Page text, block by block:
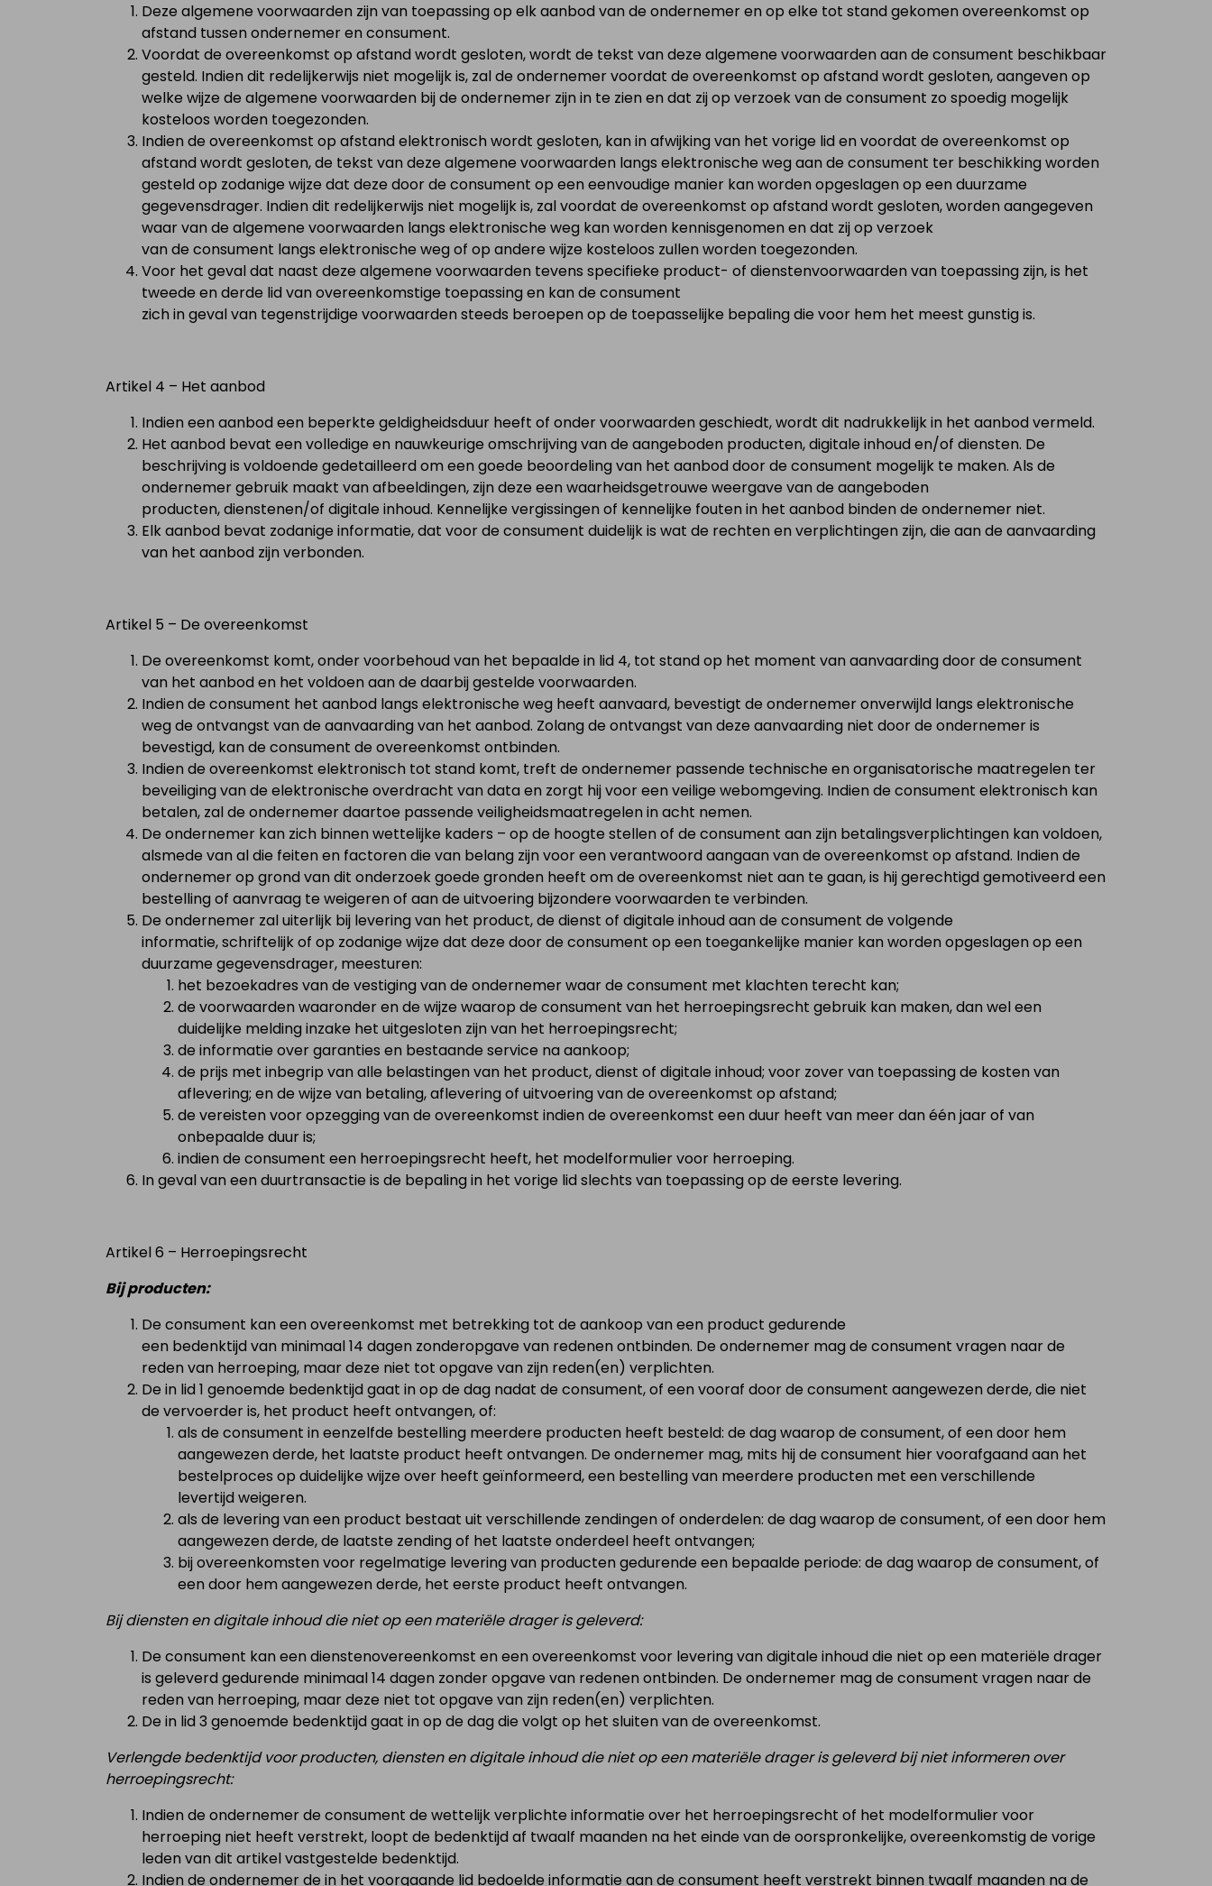
Deze algemene voorwaarden zijn van toepassing op elk aanbod van de ondernemer en op elke tot stand gekomen overeenkomst op
afstand tussen ondernemer en consument.
Voordat de overeenkomst op afstand wordt gesloten, wordt de tekst van deze algemene voorwaarden aan de consument beschikbaar
gesteld. Indien dit redelijkerwijs niet mogelijk is, zal de ondernemer voordat de overeenkomst op afstand wordt gesloten, aangeven op
welke wijze de algemene voorwaarden bij de ondernemer zijn in te zien en dat zij op verzoek van de consument zo spoedig mogelijk
kosteloos worden toegezonden.
Indien de overeenkomst op afstand elektronisch wordt gesloten, kan in afwijking van het vorige lid en voordat de overeenkomst op
afstand wordt gesloten, de tekst van deze algemene voorwaarden langs elektronische weg aan de consument ter beschikking worden
gesteld op zodanige wijze dat deze door de consument op een eenvoudige manier kan worden opgeslagen op een duurzame
gegevensdrager. Indien dit redelijkerwijs niet mogelijk is, zal voordat de overeenkomst op afstand wordt gesloten, worden aangegeven
waar van de algemene voorwaarden langs elektronische weg kan worden kennisgenomen en dat zij op verzoek
van de consument langs elektronische weg of op andere wijze kosteloos zullen worden toegezonden.
Voor het geval dat naast deze algemene voorwaarden tevens specifieke product- of dienstenvoorwaarden van toepassing zijn, is het
tweede en derde lid van overeenkomstige toepassing en kan de consument
zich in geval van tegenstrijdige voorwaarden steeds beroepen op de toepasselijke bepaling die voor hem het meest gunstig is.
Artikel 4 – Het aanbod
Indien een aanbod een beperkte geldigheidsduur heeft of onder voorwaarden geschiedt, wordt dit nadrukkelijk in het aanbod vermeld.
Het aanbod bevat een volledige en nauwkeurige omschrijving van de aangeboden producten, digitale inhoud en/of diensten. De
beschrijving is voldoende gedetailleerd om een goede beoordeling van het aanbod door de consument mogelijk te maken. Als de
ondernemer gebruik maakt van afbeeldingen, zijn deze een waarheidsgetrouwe weergave van de aangeboden
producten, dienstenen/of digitale inhoud. Kennelijke vergissingen of kennelijke fouten in het aanbod binden de ondernemer niet.
Elk aanbod bevat zodanige informatie, dat voor de consument duidelijk is wat de rechten en verplichtingen zijn, die aan de aanvaarding
van het aanbod zijn verbonden.
Artikel 5 – De overeenkomst
De overeenkomst komt, onder voorbehoud van het bepaalde in lid 4, tot stand op het moment van aanvaarding door de consument
van het aanbod en het voldoen aan de daarbij gestelde voorwaarden.
Indien de consument het aanbod langs elektronische weg heeft aanvaard, bevestigt de ondernemer onverwijld langs elektronische
weg de ontvangst van de aanvaarding van het aanbod. Zolang de ontvangst van deze aanvaarding niet door de ondernemer is
bevestigd, kan de consument de overeenkomst ontbinden.
Indien de overeenkomst elektronisch tot stand komt, treft de ondernemer passende technische en organisatorische maatregelen ter
beveiliging van de elektronische overdracht van data en zorgt hij voor een veilige webomgeving. Indien de consument elektronisch kan
betalen, zal de ondernemer daartoe passende veiligheidsmaatregelen in acht nemen.
De ondernemer kan zich binnen wettelijke kaders – op de hoogte stellen of de consument aan zijn betalingsverplichtingen kan voldoen,
alsmede van al die feiten en factoren die van belang zijn voor een verantwoord aangaan van de overeenkomst op afstand. Indien de
ondernemer op grond van dit onderzoek goede gronden heeft om de overeenkomst niet aan te gaan, is hij gerechtigd gemotiveerd een
bestelling of aanvraag te weigeren of aan de uitvoering bijzondere voorwaarden te verbinden.
De ondernemer zal uiterlijk bij levering van het product, de dienst of digitale inhoud aan de consument de volgende
informatie, schriftelijk of op zodanige wijze dat deze door de consument op een toegankelijke manier kan worden opgeslagen op een
duurzame gegevensdrager, meesturen:
het bezoekadres van de vestiging van de ondernemer waar de consument met klachten terecht kan;
de voorwaarden waaronder en de wijze waarop de consument van het herroepingsrecht gebruik kan maken, dan wel een
duidelijke melding inzake het uitgesloten zijn van het herroepingsrecht;
de informatie over garanties en bestaande service na aankoop;
de prijs met inbegrip van alle belastingen van het product, dienst of digitale inhoud; voor zover van toepassing de kosten van
aflevering; en de wijze van betaling, aflevering of uitvoering van de overeenkomst op afstand;
de vereisten voor opzegging van de overeenkomst indien de overeenkomst een duur heeft van meer dan één jaar of van
onbepaalde duur is;
indien de consument een herroepingsrecht heeft, het modelformulier voor herroeping.
In geval van een duurtransactie is de bepaling in het vorige lid slechts van toepassing op de eerste levering.
Artikel 6 – Herroepingsrecht
Bij producten:
De consument kan een overeenkomst met betrekking tot de aankoop van een product gedurende
een bedenktijd van minimaal 14 dagen zonderopgave van redenen ontbinden. De ondernemer mag de consument vragen naar de
reden van herroeping, maar deze niet tot opgave van zijn reden(en) verplichten.
De in lid 1 genoemde bedenktijd gaat in op de dag nadat de consument, of een vooraf door de consument aangewezen derde, die niet
de vervoerder is, het product heeft ontvangen, of:
als de consument in eenzelfde bestelling meerdere producten heeft besteld: de dag waarop de consument, of een door hem
aangewezen derde, het laatste product heeft ontvangen. De ondernemer mag, mits hij de consument hier voorafgaand aan het
bestelproces op duidelijke wijze over heeft geïnformeerd, een bestelling van meerdere producten met een verschillende
levertijd weigeren.
als de levering van een product bestaat uit verschillende zendingen of onderdelen: de dag waarop de consument, of een door hem
aangewezen derde, de laatste zending of het laatste onderdeel heeft ontvangen;
bij overeenkomsten voor regelmatige levering van producten gedurende een bepaalde periode: de dag waarop de consument, of
een door hem aangewezen derde, het eerste product heeft ontvangen.
Bij diensten en digitale inhoud die niet op een materiële drager is geleverd:
De consument kan een dienstenovereenkomst en een overeenkomst voor levering van digitale inhoud die niet op een materiële drager
is geleverd gedurende minimaal 14 dagen zonder opgave van redenen ontbinden. De ondernemer mag de consument vragen naar de
reden van herroeping, maar deze niet tot opgave van zijn reden(en) verplichten.
De in lid 3 genoemde bedenktijd gaat in op de dag die volgt op het sluiten van de overeenkomst.
Verlengde bedenktijd voor producten, diensten en digitale inhoud die niet op een materiële drager is geleverd bij niet informeren over
herroepingsrecht:
Indien de ondernemer de consument de wettelijk verplichte informatie over het herroepingsrecht of het modelformulier voor
herroeping niet heeft verstrekt, loopt de bedenktijd af twaalf maanden na het einde van de oorspronkelijke, overeenkomstig de vorige
leden van dit artikel vastgestelde bedenktijd.
Indien de ondernemer de in het voorgaande lid bedoelde informatie aan de consument heeft verstrekt binnen twaalf maanden na de